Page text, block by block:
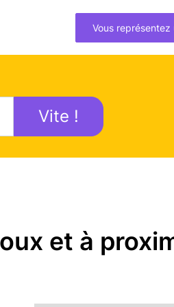
Vous représentez
Vite !
et à